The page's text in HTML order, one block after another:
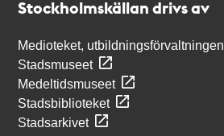
Stockholmskällan drivs av
Medioteket, utbildningsförvaltningen
Stadsmuseet
Medeltidsmuseet
Stadsbiblioteket
Stadsarkivet